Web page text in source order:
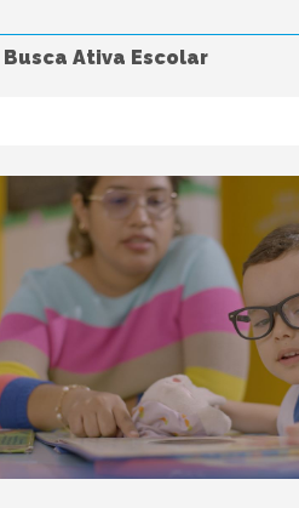
Busca Ativa Escolar